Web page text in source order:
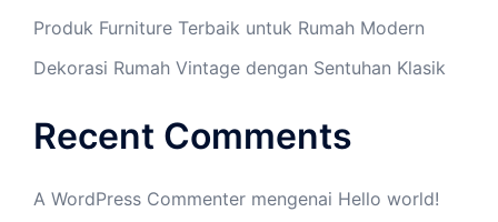
Produk Furniture Terbaik untuk Rumah Modern
Dekorasi Rumah Vintage dengan Sentuhan Klasik
Recent Comments
A WordPress Commenter mengenai Hello world!